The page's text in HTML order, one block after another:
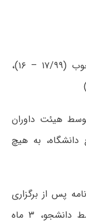
ـ قبول با درجه؛ متوسط (۱۵/۹۹ – ۱۴)، خوب (۱۷/۹۹ – ۱۶)،
هیئت داوران
به هیچ
پس از برگزاری
جلسه دفاع و اخذ نمره قبولی توسط دانشجو، ۳ ماه